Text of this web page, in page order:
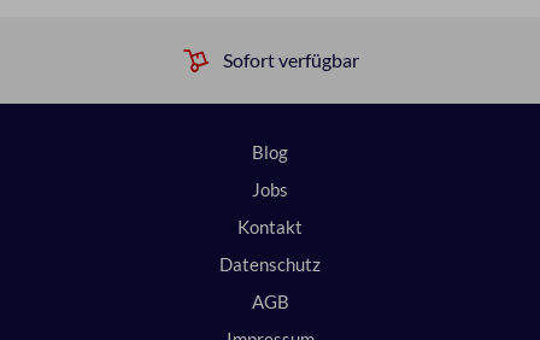
Sofort verfügbar
Blog
Jobs
Kontakt
Datenschutz
AGB